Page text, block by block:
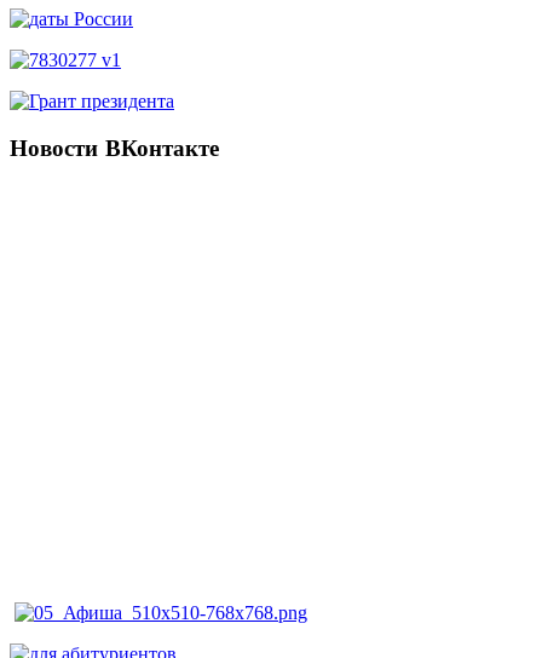
Новости ВКонтакте